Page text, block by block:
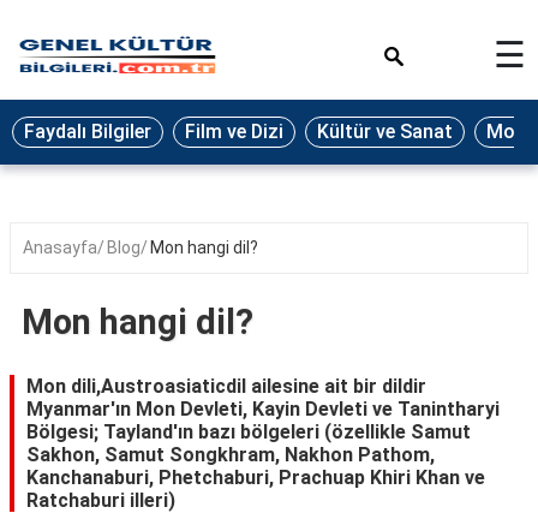
Eğitim
Ekonomi
Seyahat
Oyun
Yaşam
Hukuk
Blog
☰
Faydalı Bilgiler Film ve Dizi Kültür ve Sanat
Anasayfa Blog Mon hangi dil?
Mon hangi dil?
Mon dili,Austroasiaticdil ailesine ait bir dildir
Myanmar'ın Mon Devleti, Kayin Devleti ve Tanintharyi
Bölgesi; Tayland'ın bazı bölgeleri (özellikle Samut
Sakhon, Samut Songkhram, Nakhon Pathom,
Kanchanaburi, Phetchaburi, Prachuap Khiri Khan ve
Ratchaburi illeri)